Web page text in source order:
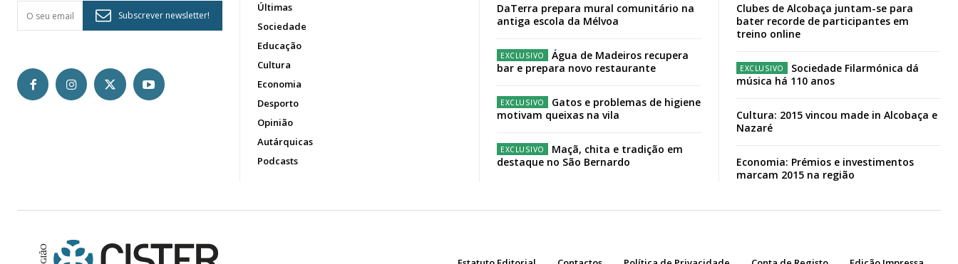
Subscrever newsletter!
Últimas
Sociedade
Educação
Cultura
Economia
Desporto
Opinião
Autárquicas
Podcasts
DaTerra prepara mural comunitário na
antiga escola da Mélvoa
Água de Madeiros recupera
bar e prepara novo restaurante
Gatos e problemas de higiene
motivam queixas na vila
Maçã, chita e tradição em
destaque no São Bernardo
Clubes de Alcobaça juntam-se para
bater recorde de participantes em
treino online
Sociedade Filarmónica dá
música há 110 anos
Cultura: 2015 vincou made in Alcobaça e
Nazaré
Economia: Prémios e investimentos
marcam 2015 na região